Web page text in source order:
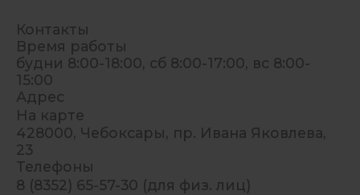
Контакты
Время работы
будни 8:00-18:00, сб 8:00-17:00, вс 8:00-
15:00
Адрес
На карте
428000, Чебоксары, пр. Ивана Яковлева,
23
Телефоны
8 (8352) 65-57-30 (для физ. лиц)